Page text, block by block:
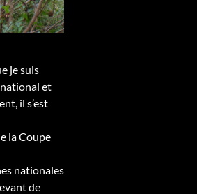
je suis
national et
il s’est
la Coupe
nationales
de